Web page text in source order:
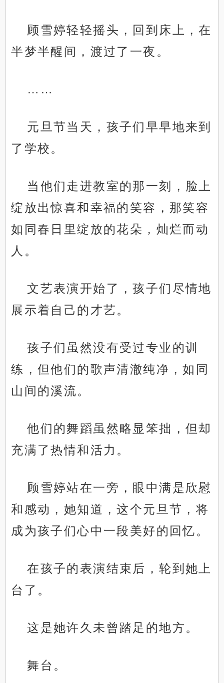
顾雪婷轻轻摇头，回到床上，在
半梦半醒间，渡过了一夜。
……
元旦节当天，孩子们早早地来到
了学校。
当他们走进教室的那一刻，脸上
绽放出惊喜和幸福的笑容，那笑容
如同春日里绽放的花朵，灿烂而动
人。
文艺表演开始了，孩子们尽情地
展示着自己的才艺。
孩子们虽然没有受过专业的训
练，但他们的歌声清澈纯净，如同
山间的溪流。
他们的舞蹈虽然略显笨拙，但却
充满了热情和活力。
顾雪婷站在一旁，眼中满是欣慰
和感动，她知道，这个元旦节，将
成为孩子们心中一段美好的回忆。
在孩子的表演结束后，轮到她上
台了。
这是她许久未曾踏足的地方。
舞台。